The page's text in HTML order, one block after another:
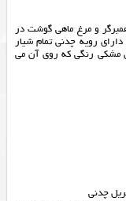
و مرغ ماهی گوشت در
رویه چدنی تمام شیار
مشکی رنگی که روی آن می
چدنی